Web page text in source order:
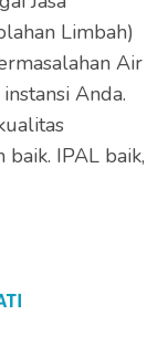
Limbah)
Air
Anda.
IPAL baik,